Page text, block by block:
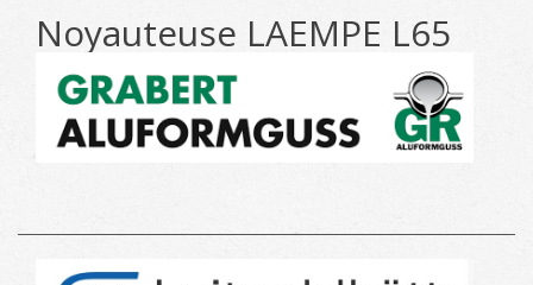
Noyauteuse LAEMPE L65